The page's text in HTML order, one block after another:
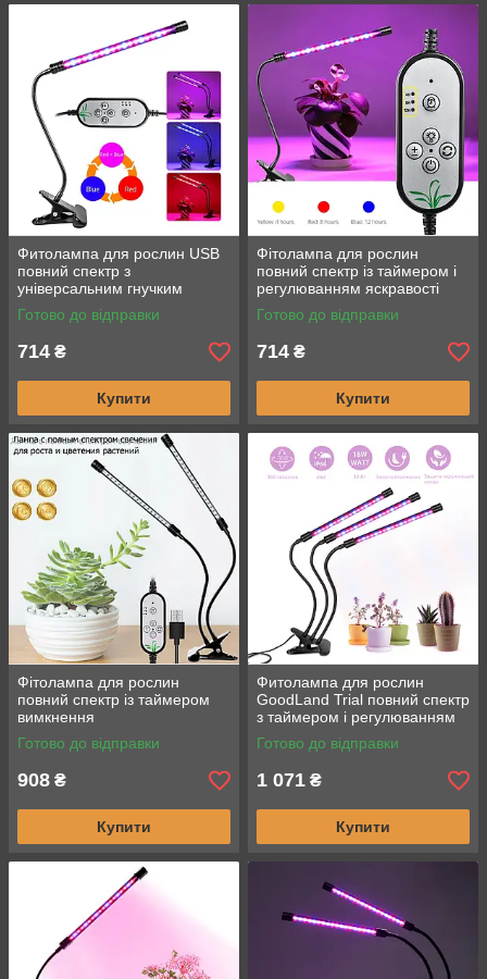
Фитолампа для рослин USB
повний спектр з
універсальним гнучким
кронштейном
Готово до відправки
714 ₴
Купити
Фітолампа для рослин
повний спектр із таймером і
регулюванням яскравості
Готово до відправки
714 ₴
Купити
Фітолампа для рослин
повний спектр із таймером
вимкнення
Готово до відправки
908 ₴
Купити
Фитолампа для рослин
GoodLand Trial повний спектр
з таймером і регулюванням
яскравості
Готово до відправки
1 071 ₴
Купити